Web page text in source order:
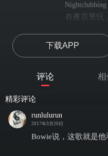
在夜店里玩
这就是
Nightclubbing
在夜店里玩
我们就
When
下载APP
评论 相
精彩评论
runlulurun
2017年3月20日
Bowie说，这歌就是他